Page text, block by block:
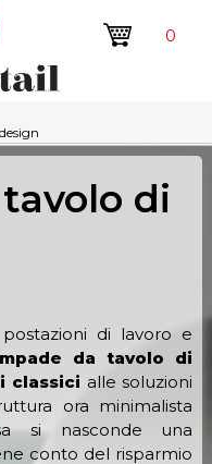
0
di
di lavoro e
da tavolo di
classici alle soluzioni
ora minimalista
si nasconde una
conto del risparmio